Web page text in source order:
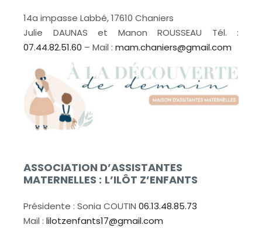
14a impasse Labbé, 17610 Chaniers
Julie DAUNAS et Manon ROUSSEAU Tél. :
07.44.82.51.60 – Mail : mam.chaniers@gmail.com
ASSOCIATION D’ASSISTANTES
MATERNELLES : L’ILÔT Z’ENFANTS
Présidente : Sonia COUTIN 06.13.48.85.73
Mail : lilotzenfants17@gmail.com